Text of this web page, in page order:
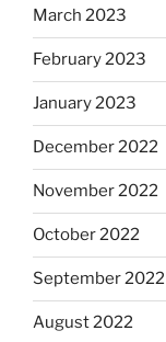
March 2023
February 2023
January 2023
December 2022
November 2022
October 2022
September 2022
August 2022